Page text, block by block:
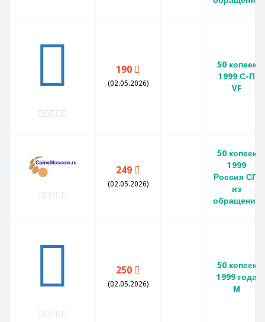
190
(02.05.2026)
50 копеек
1999 С-П
VF
249
(02.05.2026)
50 копеек
1999
Россия СП,
из
обращения
250
(02.05.2026)
50 копеек
1999 года
M